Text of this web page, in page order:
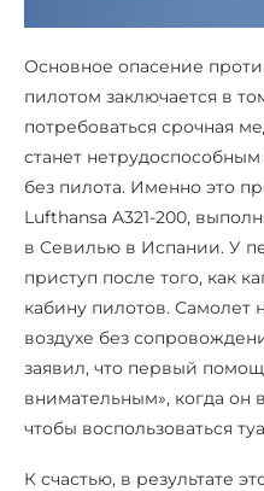
Основное опасение
пилотом заключается в
потребоваться срочная
станет
без пилота. Именно это
Lufthansa A321-200,
в Севилью в Испании. У
приступ после того, как
кабину пилотов. Самолет
воздухе без
заявил, что первый
внимательным», когда он
чтобы воспользоваться
К счастью, в результате